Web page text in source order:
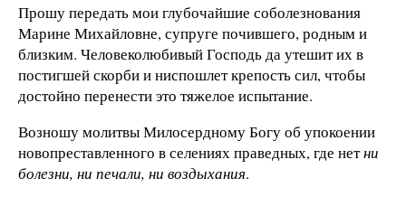
Прошу передать мои глубочайшие соболезнования
Марине Михайловне, супруге почившего, родным и
близким. Человеколюбивый Господь да утешит их в
постигшей скорби и ниспошлет крепость сил, чтобы
достойно перенести это тяжелое испытание.
Возношу молитвы Милосердному Богу об упокоении
новопреставленного в селениях праведных, где нетни
болезни, ни печали, ни воздыхания.